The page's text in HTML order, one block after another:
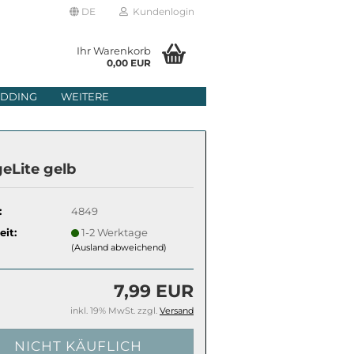
DE Kundenlogin
Ihr Warenkorb
0,00 EUR
WEITERE
gelb
4849
1-2 Werktage
(Ausland abweichend)
7,99 EUR
inkl. 19% MwSt. zzgl. Versand